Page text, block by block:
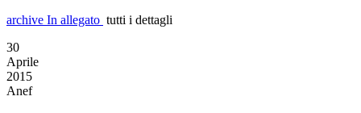
archive In allegato tutti i dettagli
30
Aprile
2015
Anef